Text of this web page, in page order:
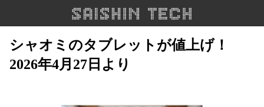
シャオミのタブレットが値上げ！
2026年4月27日より